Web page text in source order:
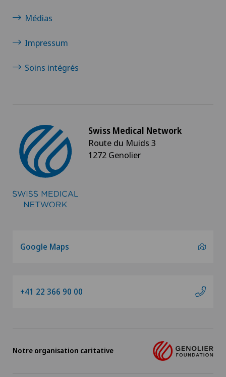
Médias
Impressum
Soins intégrés
Swiss Medical Network
Route du Muids 3
1272 Genolier
Google Maps
+41 22 366 90 00
Notre organisation caritative